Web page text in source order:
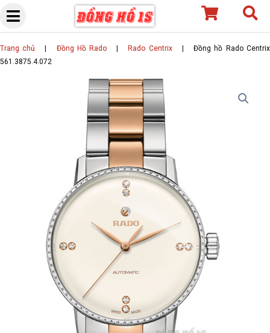
Skip
content
Trang chủ Đồng Hồ Rado Rado Centrix| Đồng hồ Rado Centrix
561.3875.4.072